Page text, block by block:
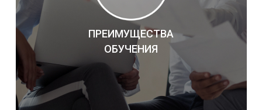
ПРЕИМУЩЕСТВА
ОБУЧЕНИЯ